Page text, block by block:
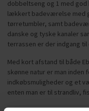
dobbeltseng og 1 med
lækkert badeværelse med
tørretumbler, samt
danske og tyske kanaler
terrassen er der indgang
Med kort afstand til både
skønne natur er man
indkøbsmuligheder og et
enten man er til strandliv,